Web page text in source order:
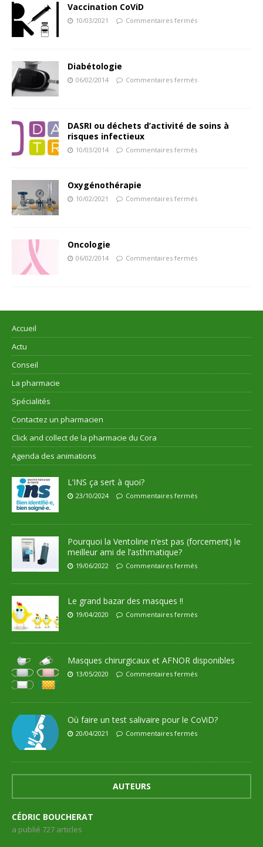
Vaccination CoViD
10/03/2021 Commentaires fermés
Diabétologie
06/02/2014 Commentaires fermés
DASRI ou déchets d’activité de soins à
risques infectieux
10/03/2014 Commentaires fermés
Oxygénothérapie
10/02/2021 Commentaires fermés
Oncologie
06/02/2014 Commentaires fermés
Accueil
Actu
Conseil
La pharmacie
Spécialités
Contactez un pharmacien
Click and collect de la pharmacie du Cora
Agenda des animations
L’INS ça sert à quoi?
23/10/2024 Commentaires fermés
Pourquoi la Ventoline n’est pas (forcement) le
meilleur ami de l’asthmatique?
19/06/2022 Commentaires fermés
Le grand bazar des masques !!
19/04/2020 Commentaires fermés
Masques chirurgicaux et AFNOR disponibles
13/05/2020 Commentaires fermés
Où faire un test salivaire pour le CoViD?
20/04/2021 Commentaires fermés
AUTEURS
CÉDRIC BOUCHERAT
a publié 727 articles